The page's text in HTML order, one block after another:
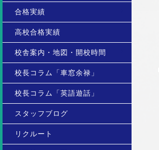
合格実績
高校合格実績
校舎案内・地図・開校時間
校長コラム「車窓余禄」
校長コラム「英語遊話」
スタッフブログ
リクルート